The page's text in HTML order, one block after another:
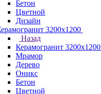
Бетон
Цветной
Дизайн
3200х1200
Назад
Керамогранит 3200х1200
Мрамор
Дерево
Оникс
Бетон
Цветной